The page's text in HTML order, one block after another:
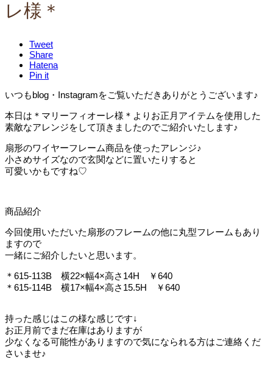
レ様＊
Tweet
Share
Hatena
Pin it
いつもblog・Instagramをご覧いただきありがとうございます♪
本日は＊マリーフィオーレ様＊よりお正月アイテムを使用した
素敵なアレンジをして頂きましたのでご紹介いたします♪
扇形のワイヤーフレーム商品を使ったアレンジ♪
小さめサイズなので玄関などに置いたりすると
可愛いかもですね♡
商品紹介
今回使用いただいた扇形のフレームの他に丸型フレームもあり
ますので
一緒にご紹介したいと思います。
＊615-113B 横22×幅4×高さ14H ￥640
＊615-114B 横17×幅4×高さ15.5H ￥640
持った感じはこの様な感じです↓
お正月前でまだ在庫はありますが
少なくなる可能性がありますので気になられる方はご連絡くだ
さいませ♪